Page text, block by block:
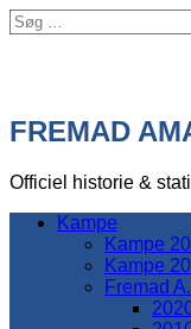
Søg
efter:
FREMAD
Officiel historie &
Kampe
Kampe
Kampe
Fremad